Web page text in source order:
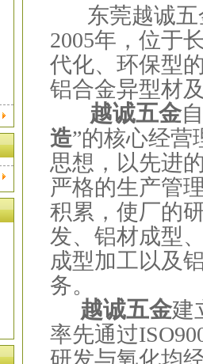
东莞越诚
2005年，位于
代化、环保型
铝合金异型
越诚五金
造”的核心经营
思想，以先进
严格的生产管
积累，使厂的
发、铝材成型
成型加工以及
务。
越诚五金建
率先通过
研发与氧化均